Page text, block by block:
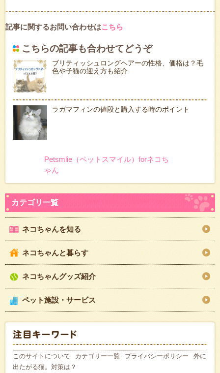
記事に関するお問い合わせはこちら
こちらの記事も合わせてどうぞ
ブリティッシュロングヘアーの性格、価格は？毛
色や子猫の迎え方も紹介
ラガマフィンの値段と購入する時のポイント
Petsmlie（ペットスマイル）forネコち
ゃん
ネコちゃんを知る
ネコちゃんと暮らす
ネコちゃんグッズ紹介
ペット施設・サービス
このサイトについて カテゴリー一覧 プライバシーポリシー
外に
出たがる猫。対策は？